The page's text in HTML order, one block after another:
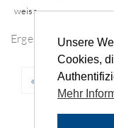
Unsere
Cookies,
Mehr
Ergebnisse der
weiss
« ... 9